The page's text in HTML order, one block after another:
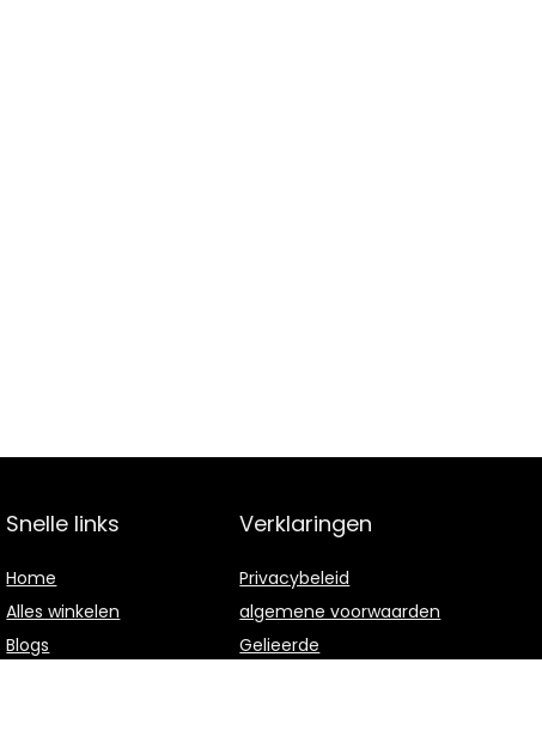
Snelle links
Home
Alles winkelen
Blogs
Verklaringen
Privacybeleid
algemene voorwaarden
Gelieerde
openbaarmaking